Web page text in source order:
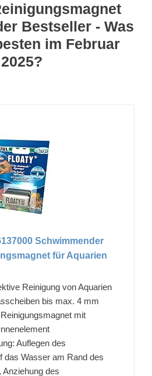
Bestseller - Was
im Februar
2025?
Schwimmender
für Aquarien
Reinigung von Aquarien
bis max. 4 mm
mit
Auflegen des
das Wasser am Rand des
des